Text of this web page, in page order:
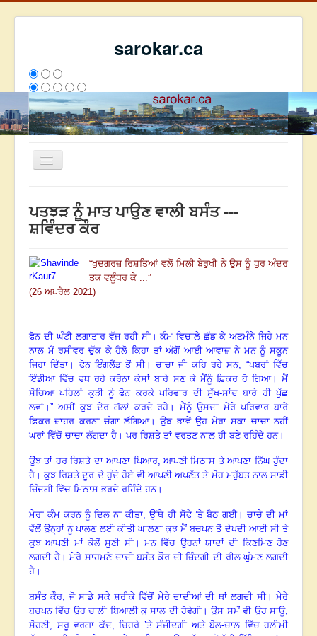
sarokar.ca
Toggle
ਰਚਨਾਵਾਂ
ਸੰਪਰਕ
We have 297 guests and no members online
ਪਤਝੜ ਨੂੰ ਮਾਤ ਪਾਉਣ ਵਾਲੀ ਬਸੰਤ ---
ਸ਼ਵਿੰਦਰ ਕੌਰ
“ਖੁਦਗਰਜ਼ ਰਿਸ਼ਤਿਆਂ ਵਲੋਂ ਮਿਲੀ ਬੇਰੁਖੀ ਨੇ ਉਸ ਨੂੰ ਧੁਰ ਅੰਦਰ
ਤਕ ਵਲੂੰਧਰ ਕੇ ...”
(26 ਅਪਰੈਲ 2021)
ਫੋਨ ਦੀ ਘੰਟੀ ਲਗਾਤਾਰ ਵੱਜ ਰਹੀ ਸੀ।ਕੰਮ ਵਿਚਾਲੇ ਛੱਡ ਕੇ ਅਣਮੰਨੇ ਜਿਹੇ ਮਨ
ਨਾਲ ਮੈਂ ਰਸੀਵਰ ਚੁੱਕ ਕੇ ਹੈਲੋ ਕਿਹਾ ਤਾਂ ਅੱਗੋਂ ਆਈ ਆਵਾਜ਼ ਨੇ ਮਨ ਨੂੰ ਸਕੂਨ
ਜਿਹਾ ਦਿੱਤਾ । ਫੋਨ ਇੰਗਲੈਂਡ ਤੋਂ ਸੀ।ਚਾਚਾ ਜੀ ਕਹਿ ਰਹੇ ਸਨ, “ਖਬਰਾਂ ਵਿੱਚ
ਇੰਡੀਆ ਵਿੱਚ ਵਧ ਰਹੇ ਕਰੋਨਾ ਕੇਸਾਂ ਬਾਰੇ ਸੁਣ ਕੇ ਮੈਂਨੂੰ ਫ਼ਿਕਰ ਹੋ ਗਿਆ।ਮੈਂ
ਸੋਚਿਆ ਪਹਿਲਾਂ ਕੁੜੀ ਨੂੰ ਫੋਨ ਕਰਕੇ ਪਰਿਵਾਰ ਦੀ ਸੁੱਖ-ਸਾਂਦ ਬਾਰੇ ਹੀ ਪੁੱਛ
ਲਵਾਂ । ” ਅਸੀਂ ਕੁਝ ਦੇਰ ਗੱਲਾਂ ਕਰਦੇ ਰਹੇ ।
ਮੈਂਨੂੰ ਉਸਦਾ ਮੇਰੇ ਪਰਿਵਾਰ ਬਾਰੇ
ਫ਼ਿਕਰ ਜ਼ਾਹਰ ਕਰਨਾ ਚੰਗਾ ਲੱਗਿਆ।ਉਂਝ ਭਾਵੇਂ ਉਹ ਮੇਰਾ ਸਕਾ ਚਾਚਾ ਨਹੀਂ
ਘਰਾਂ ਵਿੱਚੋਂ ਚਾਚਾ ਲੱਗਦਾ ਹੈ । ਪਰ ਰਿਸ਼ਤੇ ਤਾਂ ਵਰਤਣ ਨਾਲ ਹੀ ਬਣੇ ਰਹਿੰਦੇ ਹਨ।
ਉਂਝ ਤਾਂ ਹਰ ਰਿਸ਼ਤੇ ਦਾ ਆਪਣਾ ਪਿਆਰ, ਆਪਣੀ ਮਿਠਾਸ ਤੇ ਆਪਣਾ ਨਿੱਘ ਹੁੰਦਾ
ਹੈ ।ਕੁਝ ਰਿਸ਼ਤੇ ਦੂਰ ਦੇ ਹੁੰਦੇ ਹੋਏ ਵੀ ਆਪਣੀ ਅਪਣੱਤ ਤੇ ਮੋਹ ਮਹੁੱਬਤ ਨਾਲ ਸਾਡੀ
ਜ਼ਿੰਦਗੀ ਵਿੱਚ ਮਿਠਾਸ ਭਰਦੇ ਰਹਿੰਦੇ ਹਨ।
ਮੇਰਾ ਕੰਮ ਕਰਨ ਨੂੰ ਦਿਲ ਨਾ ਕੀਤਾ, ਉੱਥੇ ਹੀ ਸੋਫੇ ’ਤੇ ਬੈਠ ਗਈ। ਚਾਚੇ ਦੀ ਮਾਂ
ਵੱਲੋਂ ਉਨ੍ਹਾਂ ਨੂੰ ਪਾਲਣ ਲਈ ਕੀਤੀ ਘਾਲਣਾ ਕੁਝ ਮੈਂ ਬਚਪਨ ਤੋਂ ਦੇਖਦੀ ਆਈ ਸੀ ਤੇ
ਕੁਝ ਆਪਣੀ ਮਾਂ ਕੋਲੋਂ ਸੁਣੀ ਸੀ। ਮਨ ਵਿੱਚ ਉਹਨਾਂ ਯਾਦਾਂ ਦੀ ਕਿਣਮਿਣ ਹੋਣ
ਲਗਦੀ ਹੈ।ਮੇਰੇ ਸਾਹਮਣੇ ਦਾਦੀ ਬਸੰਤ ਕੌਰ ਦੀ ਜ਼ਿੰਦਗੀ ਦੀ ਰੀਲ ਘੁੰਮਣ ਲਗਦੀ
ਹੈ ।
ਬਸੰਤ ਕੌਰ, ਜੋ ਸਾਡੇ ਸਕੇ ਸ਼ਰੀਕੇ ਵਿੱਚੋਂ ਮੇਰੇ ਦਾਦੀਆਂ ਦੀ ਥਾਂ ਲਗਦੀ ਸੀ।ਮੇਰੇ
ਬਚਪਨ ਵਿੱਚ ਉਹ ਚਾਲੀ ਬਿਆਲੀ ਕੁ ਸਾਲ ਦੀ ਹੋਵੇਗੀ।ਉਸ ਸਮੇਂ ਵੀ ਉਹ ਸਾਊ,
ਸੋਹਣੀ, ਸਰੂ ਵਰਗਾ ਕੱਦ, ਚਿਹਰੇ ’ਤੇ ਸੰਜੀਦਗੀ ਅਤੇ ਬੋਲ-ਚਾਲ ਵਿੱਚ ਹਲੀਮੀ